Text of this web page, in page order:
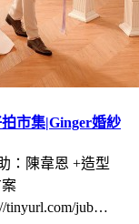
市集|Ginger婚紗
：陳韋恩 +造型
tinyurl.com/jub…